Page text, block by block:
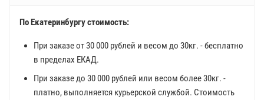
По Екатеринбургу стоимость:
При заказе от 30 000 рублей и весом до 30кг. - бесплатно
в пределах ЕКАД.
При заказе до 30 000 рублей или весом более 30кг. -
платно, выполняется курьерской службой. Стоимость